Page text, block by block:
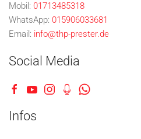
Mobil: 01713485318
WhatsApp: 015906033681
Email: info@thp-prester.de
Social Media
Infos